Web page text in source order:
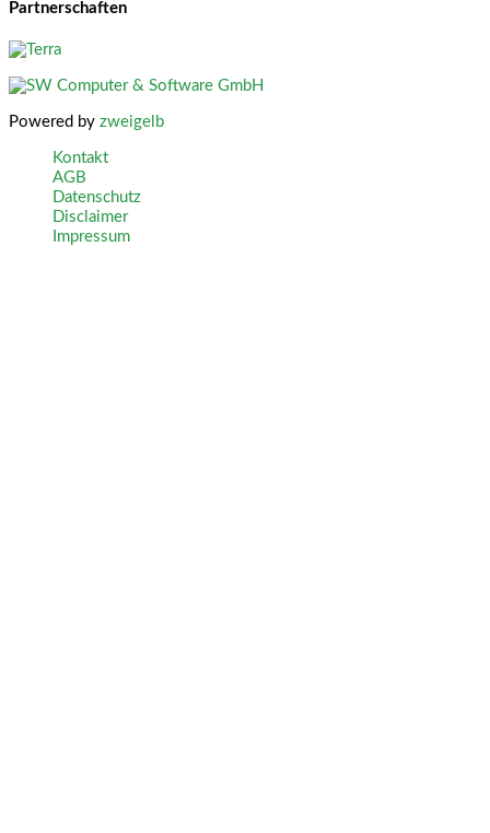
Partnerschaften
Powered by zweigelb
Kontakt
AGB
Datenschutz
Disclaimer
Impressum